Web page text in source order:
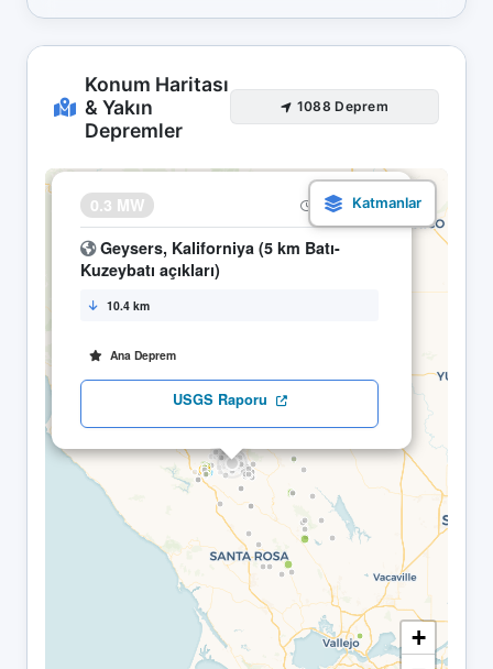
Konum Haritası
& Yakın
Depremler
1088 Deprem
0.3 MW 08.05 05:50
Geysers, Kaliforniya (5 km Batı-
Kuzeybatı açıkları)
10.4 km
Ana Deprem
USGS Raporu
×
+